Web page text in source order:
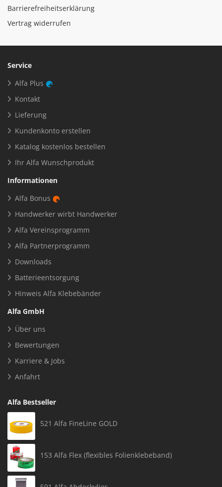
Barrierefreiheitserklärung
Vertrag widerrufen
Service
Alfa Plus
Kontakt
Lieferung
Kundenkonto erstellen
Katalog kostenlos bestellen
Ihr Alfa Wunschprodukt
Informationen
Alfa Bonus
Handwerker wirbt Handwerker
Alfa Vereinsprogramm
Alfa Partnerprogramm
Downloads
Batterieentsorgung
Hinweis Alfa Klebebänder
Alfa GmbH
Über uns
Bewertungen
Karriere & Jobs
Anfahrt
Alfa Bestseller
521 Alfa FineLine GOLD
153 Alfa Flex (flexibles Folienklebeband)